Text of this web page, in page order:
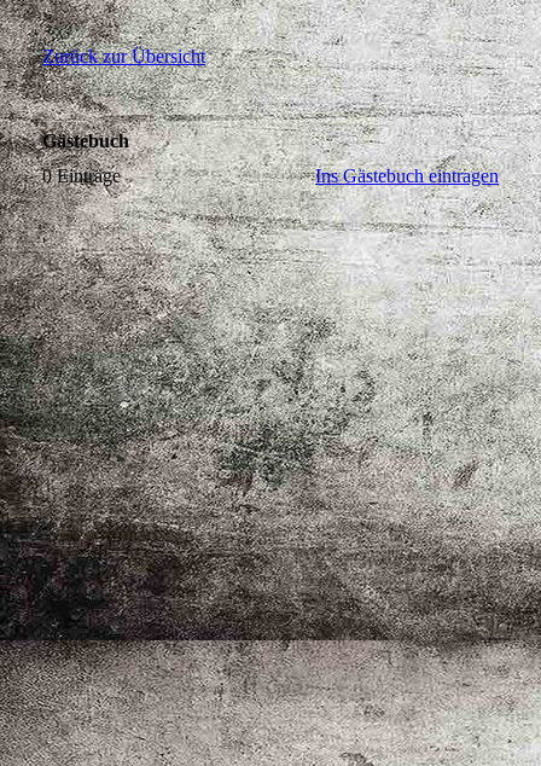
0 Einträge
Ins Gästebuch eintragen
'